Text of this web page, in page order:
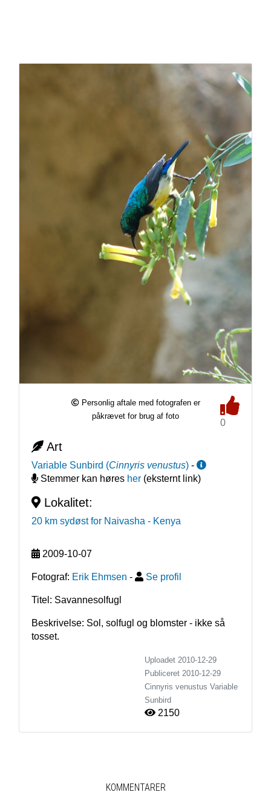
Personlig aftale med fotografen er
påkrævet for brug af foto
0
Art
Variable Sunbird (Cinnyris venustus) -
Stemmer kan høres her(eksternt link)
Lokalitet:
20 km sydøst for Naivasha - Kenya
2009-10-07
Fotograf: Erik Ehmsen - Se profil
Titel: Savannesolfugl
Beskrivelse: Sol, solfugl og blomster - ikke så
tosset.
Uploadet 2010-12-29
Publiceret 2010-12-29
Cinnyris venustus Variable
Sunbird
2150
KOMMENTARER